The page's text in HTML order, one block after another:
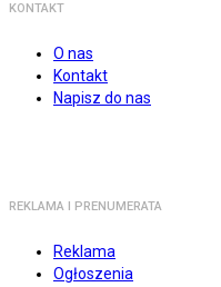
KONTAKT
O nas
Kontakt
Napisz do nas
REKLAMA I PRENUMERATA
Reklama
Ogłoszenia